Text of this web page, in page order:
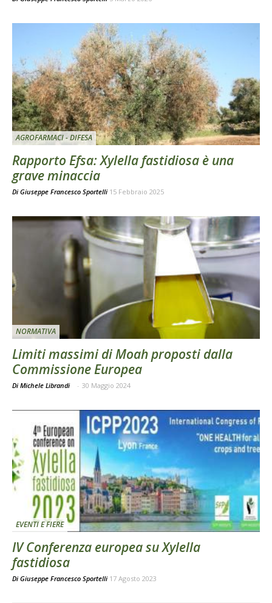
AGROFARMACI - DIFESA
Rapporto Efsa: Xylella fastidiosa è una
grave minaccia
Di Giuseppe Francesco Sportelli 15 Febbraio 2025
NORMATIVA
Limiti massimi di Moah proposti dalla
Commissione Europea
Di Michele Librandi - 30 Maggio 2024
EVENTI E FIERE
IV Conferenza europea su Xylella
fastidiosa
Di Giuseppe Francesco Sportelli 17 Agosto 2023